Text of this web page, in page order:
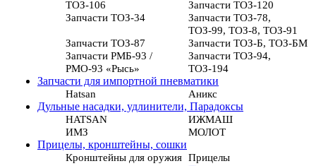
ТОЗ-106
Запчасти ТОЗ-120
Запчасти ТОЗ-34
Запчасти ТОЗ-78,
ТОЗ-99, ТОЗ-8, ТОЗ-91
Запчасти ТОЗ-87
Запчасти ТОЗ-Б, ТОЗ-БМ
Запчасти РМБ-93 /
РМО-93 «Рысь»
Запчасти ТОЗ-94,
ТОЗ-194
Запчасти для импортной пневматики
Hatsan
Аникс
Дульные насадки, удлинители, Парадоксы
HATSAN
ИЖМАШ
ИМЗ
МОЛОТ
Прицелы, кронштейны, сошки
Кронштейны для оружия Прицелы